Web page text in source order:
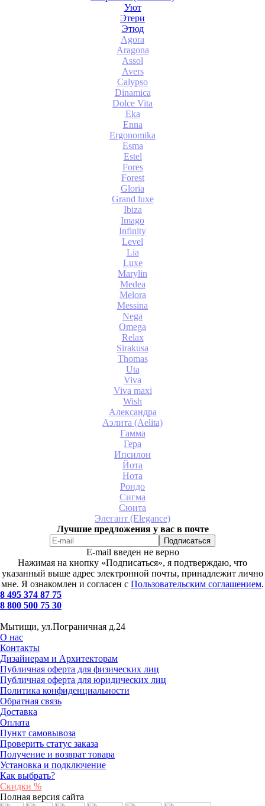
Уют
Этери
Этюд
Agora
Aragona
Assol
Avers
Calypso
Dinamica
Dolce Vita
Eka
Enna
Ergonomika
Esma
Estel
Fores
Forest
Gloria
Grand luxe
Ibiza
Imago
Infinity
Level
Lia
Luxe
Marylin
Medea
Melora
Messina
Nega
Omega
Relax
Sirakusa
Thomas
Uta
Viva
Viva maxi
Wish
Александра
Аэлита (Aelita)
Гамма
Гера
Ипсилон
Йота
Нота
Рондо
Сигма
Сюита
Элегант (Elegance)
Лучшие предложения у вас в почте
E-mail введен не верно
Нажимая на кнопку «Подписаться», я подтверждаю, что
указанный выше адрес электронной почты, принадлежит лично
мне. Я ознакомлен и согласен с Пользовательским соглашением.
8 495 374 87 75
8 800 500 75 30
Мытищи, ул.Пограничная д.24
О нас
Контакты
Дизайнерам и Архитекторам
Публичная оферта для физических лиц
Публичная оферта для юридических лиц
Политика конфиденциальности
Обратная связь
Доставка
Оплата
Пункт самовывоза
Проверить статус заказа
Получение и возврат товара
Установка и подключение
Как выбрать?
Скидки %
Полная версия сайта